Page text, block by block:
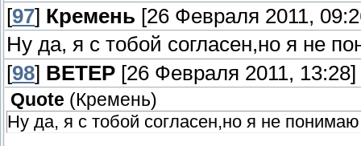
[97] Кремень [26 Февраля 2011,
Ну да, я с тобой согласен,но я не
[98] ВЕТЕР [26 Февраля 2011, 13:28]
Quote ( Кремень)
Ну да, я с тобой согласен,но я не